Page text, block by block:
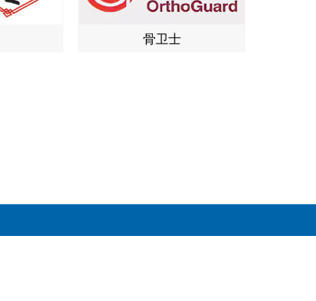
骨卫士